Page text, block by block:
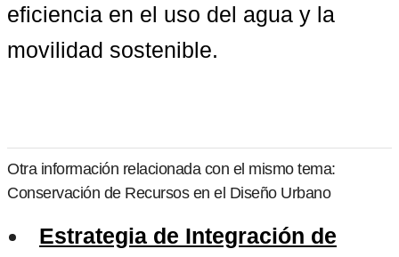
eficiencia en el uso del agua y la
movilidad sostenible.
Otra información relacionada con el mismo tema:
Conservación de Recursos en el Diseño Urbano
Estrategia de Integración de